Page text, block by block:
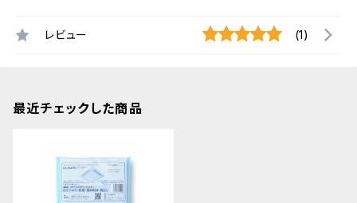
レビュー (1)
最近チェックした商品